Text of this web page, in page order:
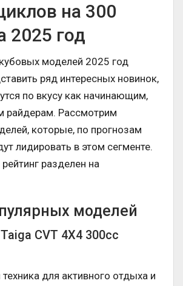
на 300
2025 год
моделей 2025 год
ряд интересных новинок,
по вкусу как начинающим,
райдерам. Рассмотрим
которые, по прогнозам
лидировать в этом сегменте.
разделен на
моделей
CVT 4X4 300cc
для активного отдыха и